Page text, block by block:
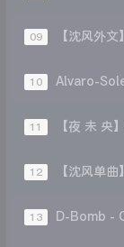
09
10 Alvaro-
11
12
13